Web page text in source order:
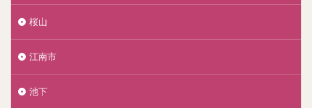
桜山
江南市
池下